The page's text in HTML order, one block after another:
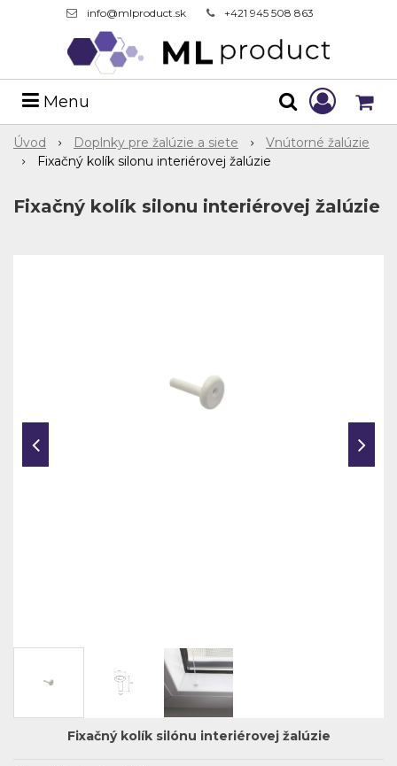
info@mlproduct.sk +421 945 508 863
Menu
Úvod Doplnky pre žalúzie a siete
Vnútorné žalúzie
Fixačný kolík silonu interiérovej žalúzie
Fixačný kolík silonu interiérovej žalúzie
Fixačný kolík silónu interiérovej žalúzie